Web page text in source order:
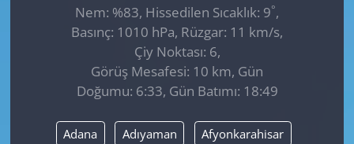
Nem: %83, Hissedilen Sıcaklık: 9°,
Basınç: 1010 hPa, Rüzgar: 11 km/s,
Çiy Noktası: 6,
Görüş Mesafesi: 10 km, Gün
Doğumu: 6:33, Gün Batımı: 18:49
Adana Adıyaman Afyonkarahisar
SAĞLIK
SPOR
Yerel